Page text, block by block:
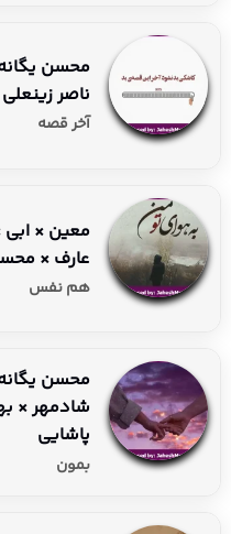
محسن
ناصر
آخر قصه
معین ×
عارف ×
هم نفس
محسن
شادمهر ×
پاشایی
بمون